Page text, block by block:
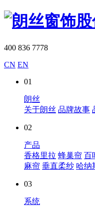
400 836 7778
CN EN
01
朗丝
关于朗丝 品牌故事
02
产品
香格里拉 蜂巢帘 百
麻帘 垂直柔纱 哈纳
03
系统